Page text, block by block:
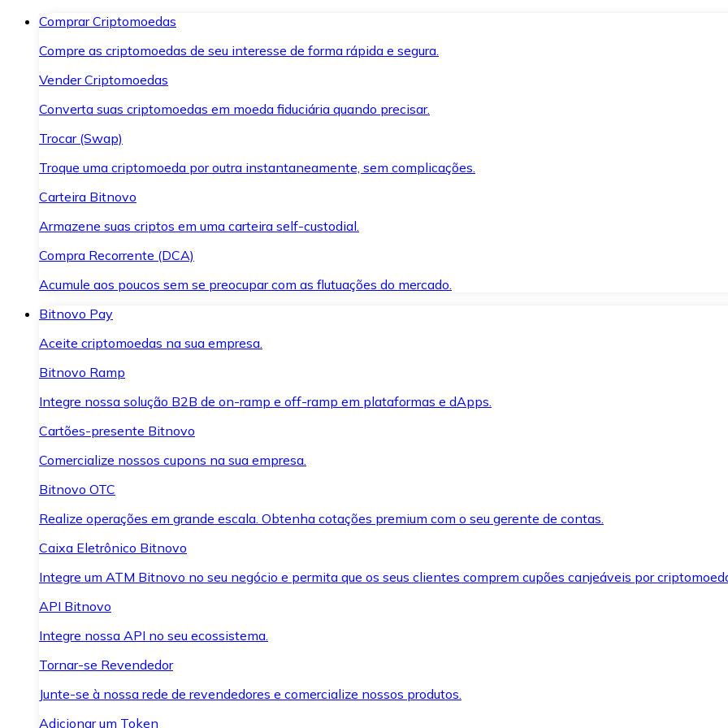
Comprar Criptomoedas
Compre as criptomoedas de seu interesse de forma rápida e segura.
Vender Criptomoedas
Converta suas criptomoedas em moeda fiduciária quando precisar.
Trocar (Swap)
Troque uma criptomoeda por outra instantaneamente, sem complicações.
Carteira Bitnovo
Armazene suas criptos em uma carteira self-custodial.
Compra Recorrente (DCA)
Acumule aos poucos sem se preocupar com as flutuações do mercado.
Bitnovo Pay
Aceite criptomoedas na sua empresa.
Bitnovo Ramp
Integre nossa solução B2B de on-ramp e off-ramp em plataformas e dApps.
Cartões-presente Bitnovo
Comercialize nossos cupons na sua empresa.
Bitnovo OTC
Realize operações em grande escala. Obtenha cotações premium com o seu gerente de contas.
Caixa Eletrônico Bitnovo
Integre um ATM Bitnovo no seu negócio e permita que os seus clientes comprem cupões canjeáveis por
API Bitnovo
Integre nossa API no seu ecossistema.
Tornar-se Revendedor
Junte-se à nossa rede de revendedores e comercialize nossos produtos.
Adicionar um Token